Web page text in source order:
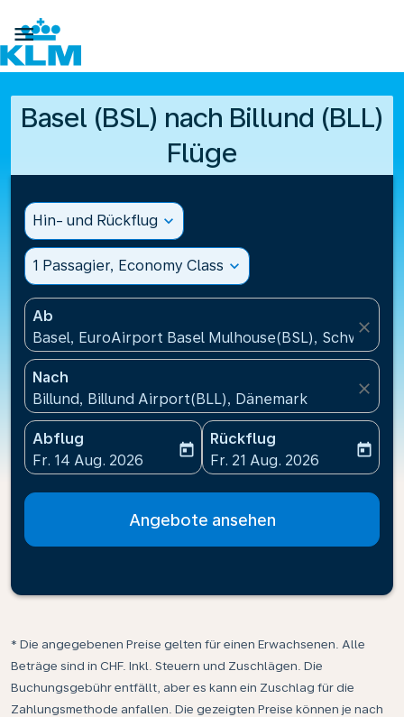

Basel (BSL) nach Billund (BLL)
Flüge
Hin- und Rückflug expand_more
1 Passagier, Economy Class expand_more
Ab
Basel, EuroAirport Basel Mulhouse(BSL), Schweiz
close
Nach
Billund, Billund Airport(BLL), Dänemark
close
Abflug
fc-booking-departure-date-aria-label
Fr. 14 Aug. 2026
today
Rückflug
fc-booking-return-date-
Fr. 21 Aug. 2026
today
Angebote ansehen
* Die angegebenen Preise gelten für einen Erwachsenen. Alle
Beträge sind in CHF. Inkl. Steuern und Zuschlägen. Die
Buchungsgebühr entfällt, aber es kann ein Zuschlag für die
Zahlungsmethode anfallen. Die gezeigten Preise können je nach